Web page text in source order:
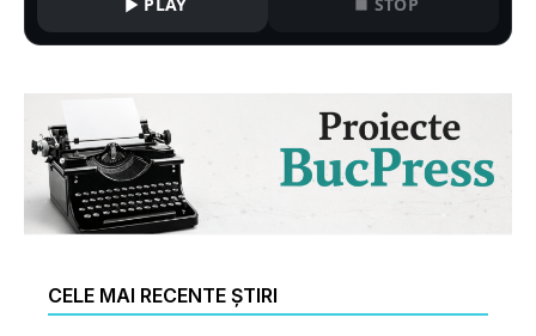
CELE MAI RECENTE ȘTIRI